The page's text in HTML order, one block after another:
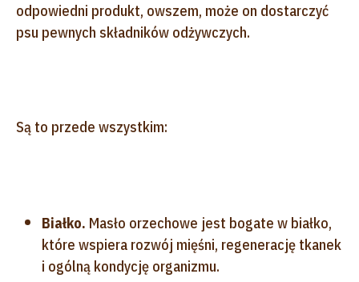
odpowiedni produkt, owszem, może on dostarczyć
psu pewnych składników odżywczych.
Są to przede wszystkim:
Białko. Masło orzechowe jest bogate w białko,
które wspiera rozwój mięśni, regenerację tkanek
i ogólną kondycję organizmu.